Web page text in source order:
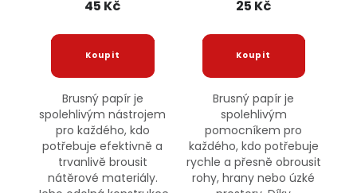
45 Kč
Brusný papír je
spolehlivým nástrojem
pro každého, kdo
potřebuje efektivně a
trvanlivě brousit
nátěrové materiály.
25 Kč
Brusný papír je
spolehlivým
pomocníkem pro
každého, kdo potřebuje
rychle a přesně obrousit
rohy, hrany nebo úzké